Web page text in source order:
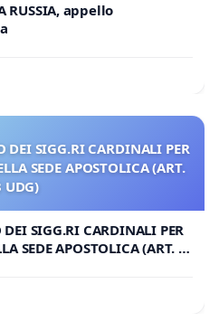
RUSSIA, appello
DEI SIGG.RI CARDINALI PER
SEDE APOSTOLICA (ART.
UDG)
SIGG.RI CARDINALI PER
SEDE APOSTOLICA (ART. 3